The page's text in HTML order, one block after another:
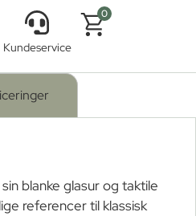
Kundeservice
0
6×24
blanke glasur og taktile
referencer til klassisk